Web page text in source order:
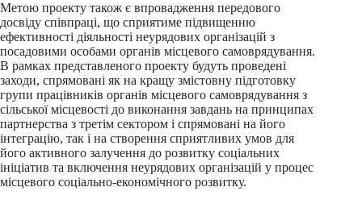
Метою проекту також є впровадження передового
досвіду співпраці, що сприятиме підвищенню
ефективності діяльності неурядових організацій з
посадовими особами органів місцевого самоврядування.
В рамках представленого проекту будуть проведені
заходи, спрямовані як на кращу змістовну підготовку
групи працівників органів місцевого самоврядування з
сільської місцевості до виконання завдань на принципах
партнерства з третім сектором і спрямовані на його
інтеграцію, так і на створення сприятливих умов для
його активного залучення до розвитку соціальних
ініціатив та включення неурядових організацій у процес
місцевого соціально-економічного розвитку.